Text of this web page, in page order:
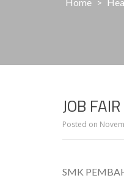
JOB FAIR
Posted on
SMK